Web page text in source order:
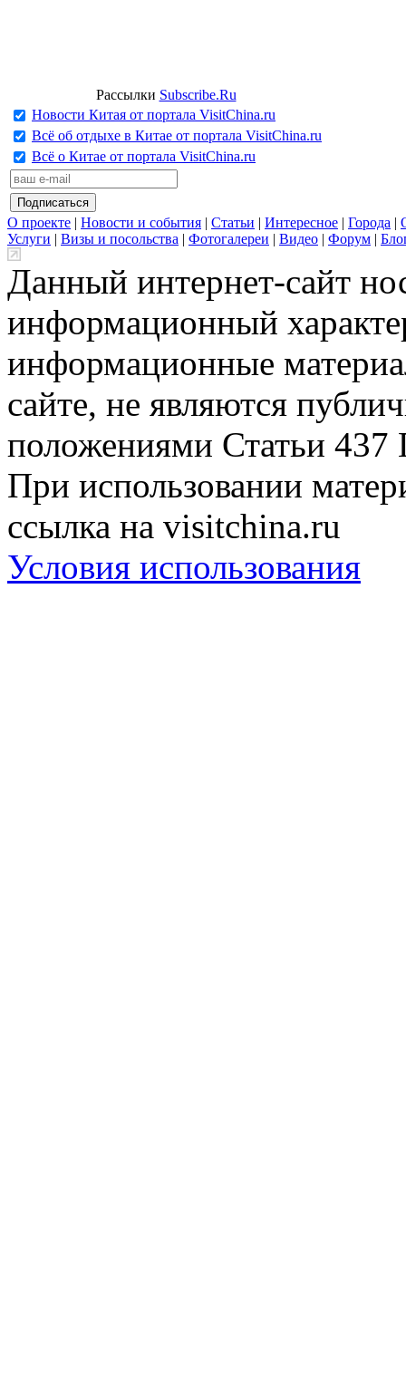
Рассылки Subscribe.Ru
Новости Китая от портала VisitChina.ru
Всё об отдыхе в Китае от портала VisitChina.ru
Всё о Китае от портала VisitChina.ru
О проекте | Новости и события | Статьи | Интересное | Города |
Услуги | Визы и посольства | Фотогалереи | Видео | Форум |
Данный интернет-сайт
информационный
информационные
сайте, не являются
положениями Статьи 437
При использовании
ссылка на visitchina.ru
Условия использования